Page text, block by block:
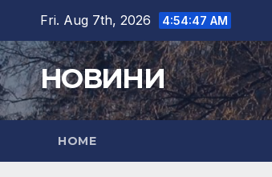
content
Fri. Aug 7th, 2026 4:54:48 AM
НОВИНИ
HOME